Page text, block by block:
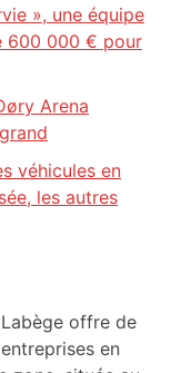
», une équipe
600 000 € pour
Arena
véhicules en
les autres
offre de
en